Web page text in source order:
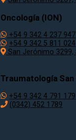
Oncología (ION)
+54 9 342 4 237 947
+54 9 342 5 811 024
San Jerónimo 3299,
Traumatología
+54 9 342 4 791 179
(0342)452 1789